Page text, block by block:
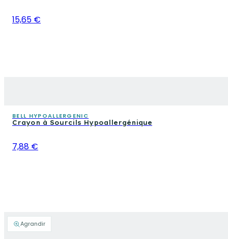
Agrandir
15,65 €
BELL HYPOALLERGENIC
Crayon à Sourcils Hypoallergénique
7,88 €